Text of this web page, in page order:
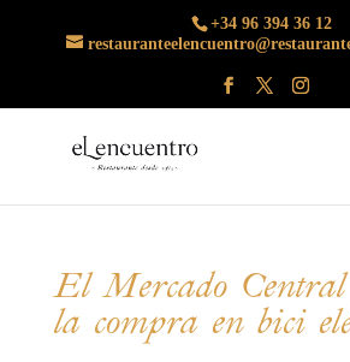
+34 96 394 36 12
El Mercado
la compra en bici